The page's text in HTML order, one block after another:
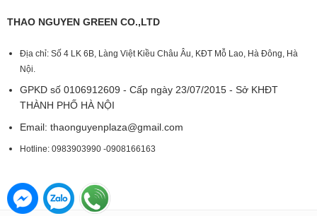
THAO NGUYEN GREEN CO.,LTD
Địa chỉ: Số 4 LK 6B, Làng Việt Kiều Châu Âu, KĐT Mỗ Lao, Hà Đông, Hà
Nội.
GPKD số 0106912609 - Cấp ngày 23/07/2015 - Sở KHĐT
THÀNH PHỐ HÀ NỘI
Email: thaonguyenplaza@gmail.com
Hotline: 0983903990 -0908166163